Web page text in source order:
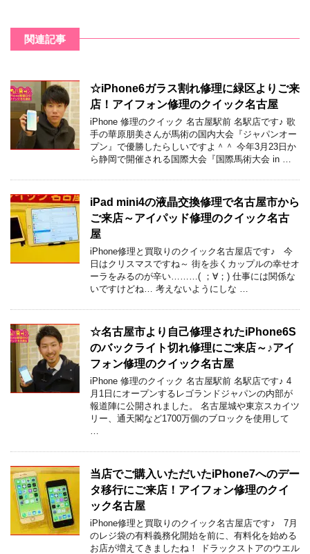
関連記事
☆iPhone6ガラス割れ修理に緑区よりご来
店！アイフォン修理のクイック名古屋
iPhone 修理のクイック 名古屋駅前 名駅店です♪ 歌
手の華原朋美さんが馬術の国内大会『ジャパンオー
プン』で優勝したらしいですよ＾＾ 今年3月23日か
ら静岡で開催される国際大会『国際馬術大会 in …
iPad mini4の液晶交換修理で名古屋市から
ご来店～アイパッド修理のクイック名古
屋
iPhone修理と買取りのクイック名古屋店です♪ 今
日はクリスマスですね～ 街を歩くカップルの幸せオ
ーラをみるのが辛い………( ；∀；) 仕事には関係な
いですけどね… 考えないようにしな …
☆名古屋市より自己修理されたiPhone6S
のバックライト切れ修理にご来店～♪アイ
フォン修理のクイック名古屋
iPhone 修理のクイック 名古屋駅前 名駅店です♪ 4
月1日にオープンするレゴランドジャパンの内部が
報道陣に公開されました。 名古屋城や東京スカイツ
リー、通天閣など1700万個のブロックを使用して
当店でご購入いただいたiPhone7へのデー
タ移行にご来店！アイフォン修理のクイ
ック名古屋
iPhone修理と買取りのクイック名古屋店です♪ 7月
のレジ袋の有料義務化開始を前に、有料化を始める
お店が増えてきましたね！ ドラックストアのウエル